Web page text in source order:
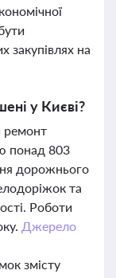
закупівлях на
у Києві?
ремонт
понад 803
дорожнього
та
Роботи
Джерело
змісту